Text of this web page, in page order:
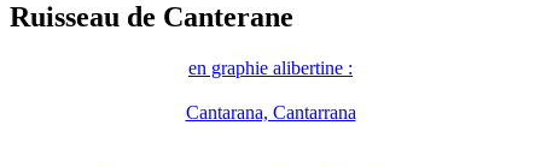
Ruisseau de Canterane
en graphie alibertine :
Cantarana, Cantarrana